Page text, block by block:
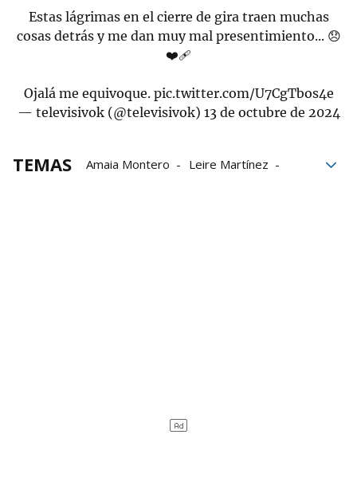
Estas lágrimas en el cierre de gira traen muchas
cosas detrás y me dan muy mal presentimiento... 😞
❤️‍🩹
Ojalá me equivoque. pic.twitter.com/U7CgTbos4e
— televisivok (@televisivok) 13 de octubre de 2024
TEMAS Amaia Montero
Leire Martínez